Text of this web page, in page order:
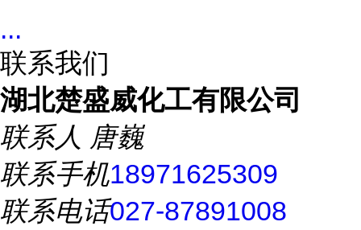
...
联系我们
湖北楚盛威化工有限公司
联系人 唐巍
联系手机18971625309
联系电话027-87891008